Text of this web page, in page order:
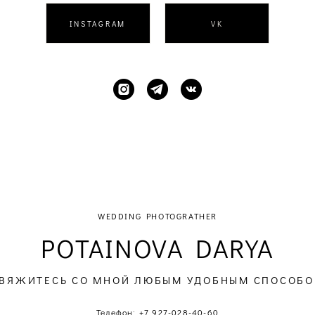
INSTAGRAM VK
WEDDING PHOTOGRATHER
POTAINOVA DARYA
СО МНОЙ ЛЮБЫМ УДОБНЫМ
Телефон: +7 927-028-40-60